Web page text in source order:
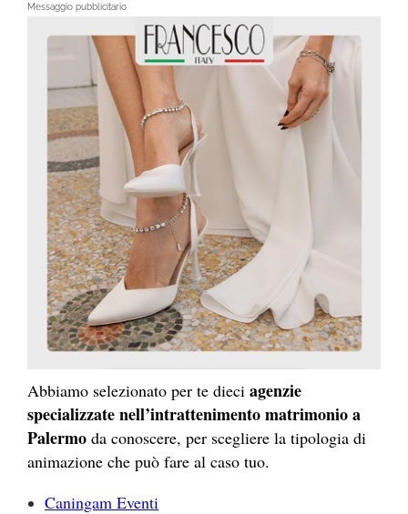
Messaggio pubblicitario
Abbiamo selezionato per te dieci agenzie
specializzate nell’intrattenimento matrimonio a
Palermo da conoscere, per scegliere la tipologia di
animazione che può fare al caso tuo.
Caningam Eventi